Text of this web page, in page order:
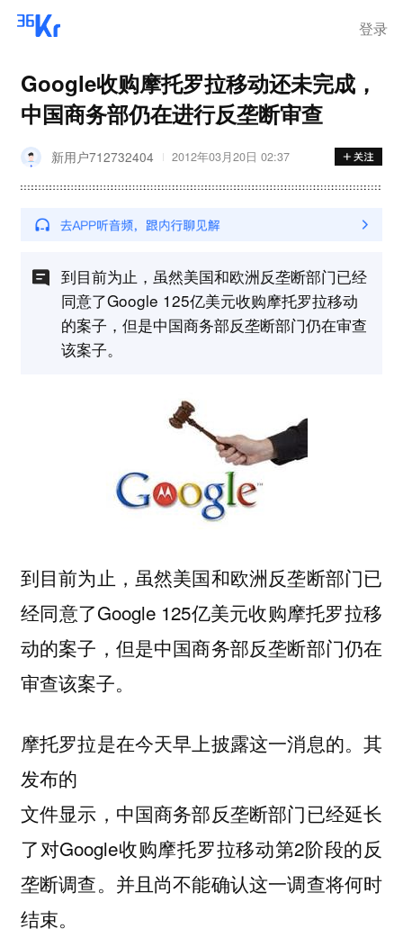
登录
Google收购摩托罗拉移动还未完成，
中国商务部仍在进行反垄断审查
新用户712732404 2012年03月20日 02:37
到目前为止，虽然美国和欧洲反垄断部门已经
同意了Google 125亿美元收购摩托罗拉移动
的案子，但是中国商务部反垄断部门仍在审查
该案子。
到目前为止，虽然美国和欧洲反垄断部门已
经同意了Google 125亿美元收购摩托罗拉移
动的案子，但是中国商务部反垄断部门仍在
审查该案子。
摩托罗拉是在今天早上披露这一消息的。其
发布的
文件显示，中国商务部反垄断部门已经延长
了对Google收购摩托罗拉移动第2阶段的反
垄断调查。并且尚不能确认这一调查将何时
结束。